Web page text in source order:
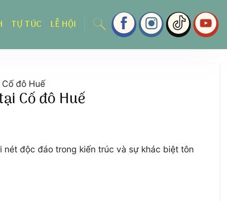
TỰ TÚC LỄ HỘI
đô Huế
Cố đô Huế
nét độc đáo trong kiến trúc và sự khác biệt tôn